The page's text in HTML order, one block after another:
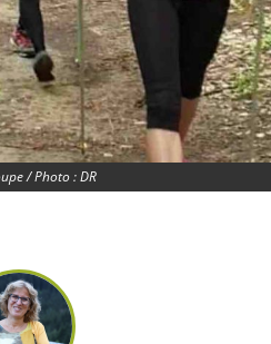
/ Photo : DR